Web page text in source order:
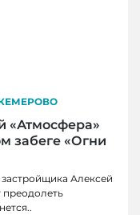
«Атмосфера»
забеге «Огни
Алексей
преодолеть